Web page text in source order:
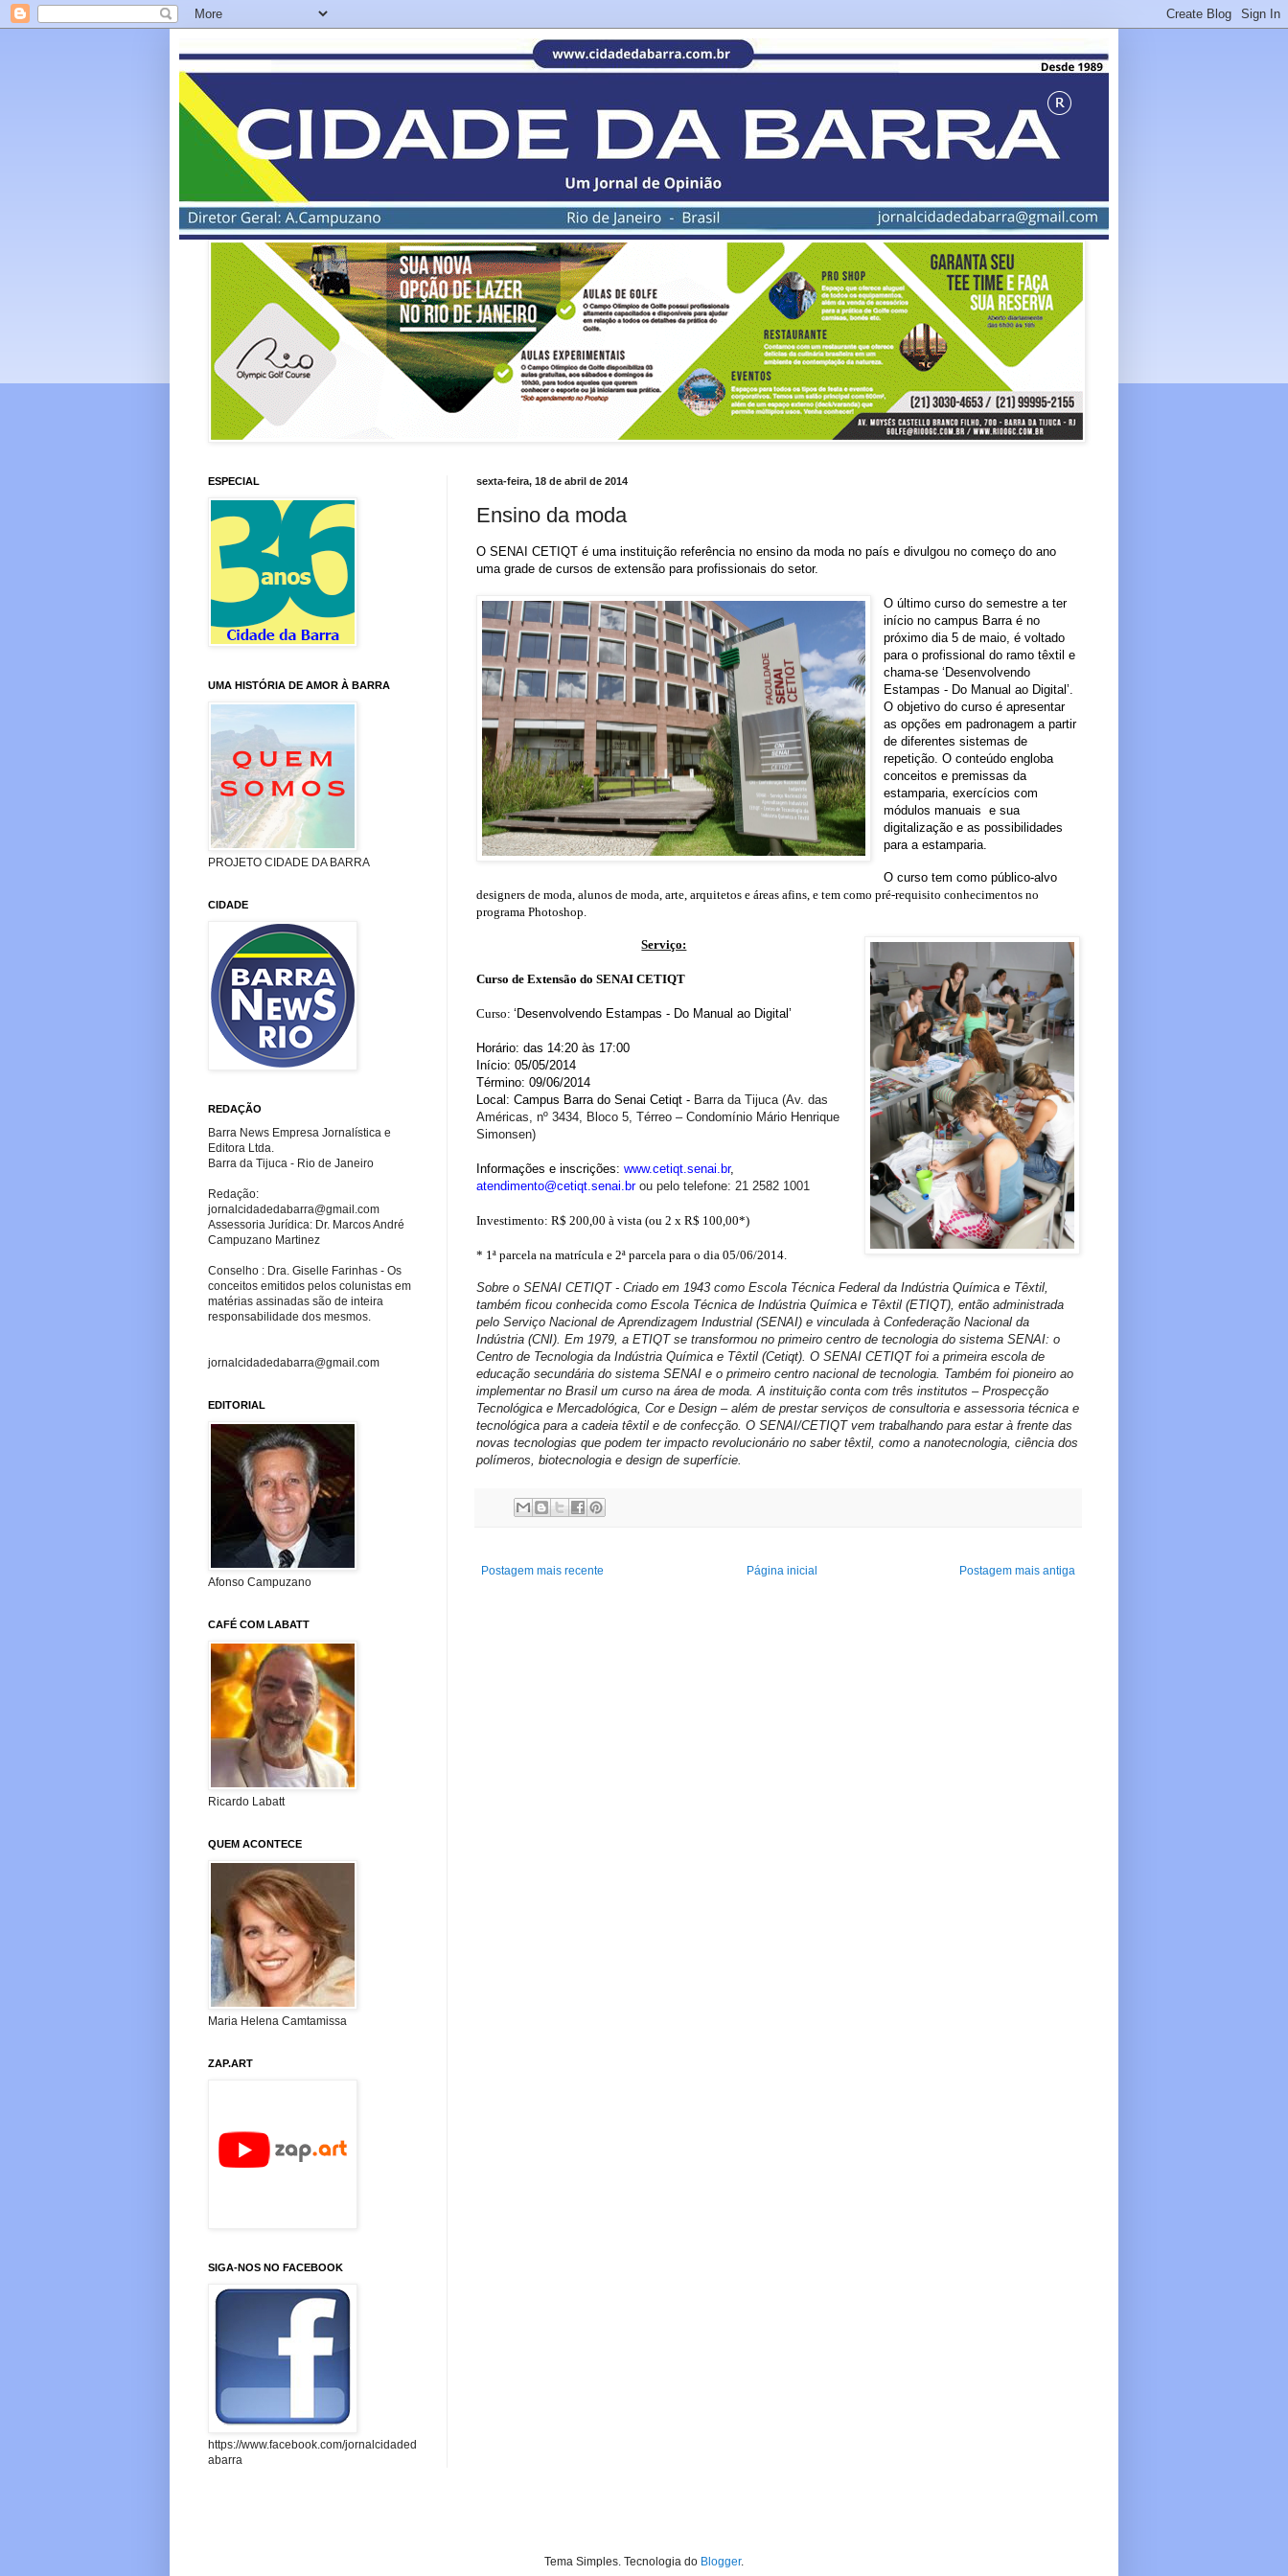
sexta-feira, 18 de abril de 2014
Ensino da moda
O SENAI CETIQT é uma instituição referência no ensino da moda no país e divulgou no começo do ano
uma grade de cursos de extensão para profissionais do setor.
O último curso do semestre a ter
início no campus Barra é no
próximo dia 5 de maio, é voltado
para o profissional do ramo têxtil e
chama-se ‘Desenvolvendo
Estampas - Do Manual ao Digital’.
O objetivo do curso é apresentar
as opções em padronagem a partir
de diferentes sistemas de
repetição. O conteúdo engloba
conceitos e premissas da
estamparia, exercícios com
módulos manuais e sua
digitalização e as possibilidades
para a estamparia.
O curso tem como público-alvo
designers de moda, alunos de moda, arte, arquitetos e áreas afins, e tem como pré-requisito conhecimentos no
programa Photoshop.
Serviço:
Curso de Extensão do SENAI CETIQT
Curso: ‘Desenvolvendo Estampas - Do Manual ao Digital’
Horário: das 14:20 às 17:00
Início: 05/05/2014
Término: 09/06/2014
Local: Campus Barra do Senai Cetiqt - Barra da Tijuca (Av. das
Américas, nº 3434, Bloco 5, Térreo – Condomínio Mário Henrique
Simonsen)
Informações e inscrições: www.cetiqt.senai.br,
atendimento@cetiqt.senai.brou pelo telefone: 21 2582 1001
Investimento: R$ 200,00 à vista (ou 2 x R$ 100,00*)
* 1ª parcela na matrícula e 2ª parcela para o dia 05/06/2014.
Sobre o SENAI CETIQT - Criado em 1943 como Escola Técnica Federal da Indústria Química e Têxtil,
também ficou conhecida como Escola Técnica de Indústria Química e Têxtil (ETIQT), então administrada
pelo Serviço Nacional de Aprendizagem Industrial (SENAI) e vinculada à Confederação Nacional da
Indústria (CNI). Em 1979, a ETIQT se transformou no primeiro centro de tecnologia do sistema SENAI: o
Centro de Tecnologia da Indústria Química e Têxtil (Cetiqt). O SENAI CETIQT foi a primeira escola de
educação secundária do sistema SENAI e o primeiro centro nacional de tecnologia. Também foi pioneiro ao
implementar no Brasil um curso na área de moda. A instituição conta com três institutos – Prospecção
Tecnológica e Mercadológica, Cor e Design – além de prestar serviços de consultoria e assessoria técnica e
tecnológica para a cadeia têxtil e de confecção. O SENAI/CETIQT vem trabalhando para estar à frente das
novas tecnologias que podem ter impacto revolucionário no saber têxtil, como a nanotecnologia, ciência dos
polímeros, biotecnologia e design de superfície.
Postagem mais recente Postagem mais antiga
Página inicial
ESPECIAL
UMA HISTÓRIA DE AMOR À BARRA
PROJETO CIDADE DA BARRA
CIDADE
REDAÇÃO
Barra News Empresa Jornalística e
Editora Ltda.
Barra da Tijuca - Rio de Janeiro
Redação:
jornalcidadedabarra@gmail.com
Assessoria Jurídica: Dr. Marcos André
Campuzano Martinez
Conselho : Dra. Giselle Farinhas - Os
conceitos emitidos pelos colunistas em
matérias assinadas são de inteira
responsabilidade dos mesmos.
jornalcidadedabarra@gmail.com
EDITORIAL
Afonso Campuzano
CAFÉ COM LABATT
Ricardo Labatt
QUEM ACONTECE
Maria Helena Camtamissa
ZAP.ART
SIGA-NOS NO FACEBOOK
https://www.facebook.com/jornalcidaded
abarra
Tema Simples. Tecnologia do Blogger.